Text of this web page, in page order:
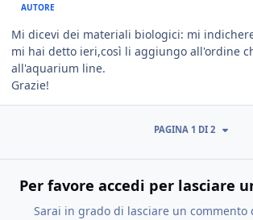
AUTORE
Mi dicevi dei materiali biologici: mi
mi hai detto ieri,così li aggiungo all'ordine
all'aquarium line.
Grazie!
PAGINA 1 DI 2
Per favore accedi per lasciare
Sarai in grado di lasciare un commento